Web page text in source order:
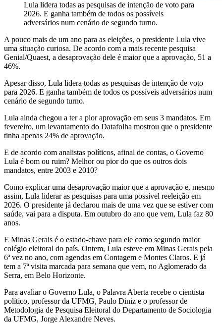
Lula lidera todas as pesquisas de intenção de voto para
2026. E ganha também de todos os possíveis
adversários num cenário de segundo turno.
A pouco mais de um ano para as eleições, o presidente Lula vive
uma situação curiosa. De acordo com a mais recente pesquisa
Genial/Quaest, a desaprovação dele é maior que a aprovação, 51 a
46%.
Apesar disso, Lula lidera todas as pesquisas de intenção de voto
para 2026. E ganha também de todos os possíveis adversários num
cenário de segundo turno.
Lula ainda chegou a ter a pior aprovação em seus 3 mandatos. Em
fevereiro, um levantamento do Datafolha mostrou que o presidente
tinha apenas 24% de aprovação.
E de acordo com analistas políticos, afinal de contas, o Governo
Lula é bom ou ruim? Melhor ou pior do que os outros dois
mandatos, entre 2003 e 2010?
Como explicar uma desaprovação maior que a aprovação e, mesmo
assim, Lula liderar as pesquisas para uma possível reeleição em
2026. O presidente já declarou mais de uma vez que se estiver com
saúde, vai para a disputa. Em outubro do ano que vem, Lula faz 80
anos.
E Minas Gerais é o estado-chave para ele como segundo maior
colégio eleitoral do país. Ontem, Lula esteve em Minas Gerais pela
6ª vez no ano, com agendas em Contagem e Montes Claros. E já
tem a 7ª visita marcada para semana que vem, no Aglomerado da
Serra, em Belo Horizonte.
Para avaliar o Governo Lula, o Palavra Aberta recebe o cientista
político, professor da UFMG, Paulo Diniz e o professor de
Metodologia de Pesquisa Eleitoral do Departamento de Sociologia
da UFMG, Jorge Alexandre Neves.